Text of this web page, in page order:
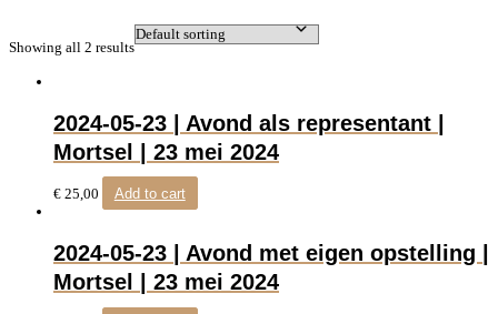
Showing all 2 results
2024-05-23 | Avond als representant |
Mortsel | 23 mei 2024
€ 25,00 Add to cart
2024-05-23 | Avond met eigen opstelling |
Mortsel | 23 mei 2024